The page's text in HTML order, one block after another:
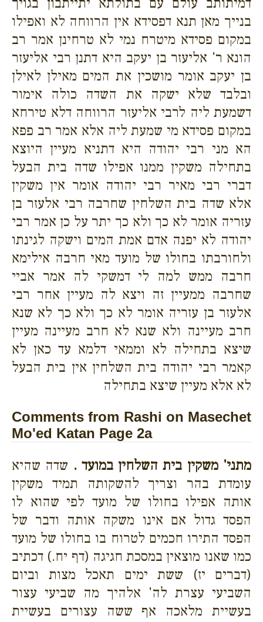
בנייך מאן תנא דפסידא אין הרווחה לא ואפילו
במקום פסידא מיטרח נמי לא טרחינן אמר רב
הונא ר' אליעזר בן יעקב היא דתנן רבי אליעזר
בן יעקב אומר מושכין את המים מאילן לאילן
ובלבד שלא ישקה את השדה כולה אימור
דשמעת ליה לרבי אליעזר הרווחה דלא טירחא
במקום פסידא מי שמעת ליה אלא אמר רב פפא
הא מני רבי יהודה היא דתניא מעיין היוצא
בתחילה משקין ממנו אפילו שדה בית הבעל
דברי רבי מאיר רבי יהודה אומר אין משקין
אלא שדה בית השלחין שחרבה רבי אלעזר בן
עזריה אומר לא כך ולא כך יתר על כן אמר רבי
יהודה לא יפנה אדם אמת המים וישקה לגינתו
ולחורבתו בחולו של מועד מאי חרבה אילימא
חרבה ממש למה לי דמשקי לה אמר אביי
שחרבה ממעיין זה ויצא לה מעיין אחר רבי
אלעזר בן עזריה אומר לא כך ולא כך לא שנא
חרב מעיינה ולא שנא לא חרב מעיינה מעיין
שיצא בתחילה לא וממאי דלמא עד כאן לא
קאמר רבי יהודה בית השלחין אין בית הבעל
לא אלא מעיין שיצא בתחילה
Comments from Rashi on Masechet
Mo'ed Katan Page 2a
מתני' משקין בית השלחין במועד . שדה שהיא
עומדת בהר וצריך להשקותה תמיד משקין
אותה אפילו בחולו של מועד לפי שהוא לו
הפסד גדול אם אינו משקה אותה ודבר של
הפסד התירו חכמים לטרוח בו בחולו של מועד
כמו שאנו מוצאין במסכת חגיגה (דף יח.) דכתיב
(דברים יז) ששת ימים תאכל מצות וביום
השביעי עצרת לה' אלהיך מה שביעי עצור
בעשיית מלאכה אף ששה עצורים בעשיית